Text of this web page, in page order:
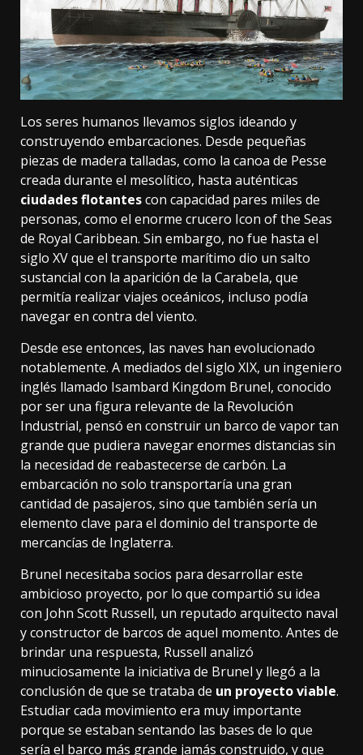
Los seres humanos llevamos siglos ideando y
construyendo embarcaciones. Desde pequeñas
piezas de madera talladas, como la canoa de Pesse
creada durante el mesolítico, hasta auténticas
ciudades flotantescon capacidad pares miles de
personas, como el enorme crucero Icon of the Seas
de Royal Caribbean. Sin embargo, no fue hasta el
siglo XV que el transporte marítimo dio un salto
sustancial con la aparición de la Carabela, que
permitía realizar viajes oceánicos, incluso podía
navegar en contra del viento.
Desde ese entonces, las naves han evolucionado
notablemente. A mediados del siglo XIX, un ingeniero
inglés llamado Isambard Kingdom Brunel, conocido
por ser una figura relevante de la Revolución
Industrial, pensó en construir un barco de vapor tan
grande que pudiera navegar enormes distancias sin
la necesidad de reabastecerse de carbón. La
embarcación no solo transportaría una gran
cantidad de pasajeros, sino que también sería un
elemento clave para el dominio del transporte de
mercancías de Inglaterra.
Brunel necesitaba socios para desarrollar este
ambicioso proyecto, por lo que compartió su idea
con John Scott Russell, un reputado arquitecto naval
y constructor de barcos de aquel momento. Antes de
brindar una respuesta, Russell analizó
minuciosamente la iniciativa de Brunel y llegó a la
conclusión de que se trataba de un proyecto viable.
Estudiar cada movimiento era muy importante
porque se estaban sentando las bases de lo que
sería el barco más grande jamás construido, y que